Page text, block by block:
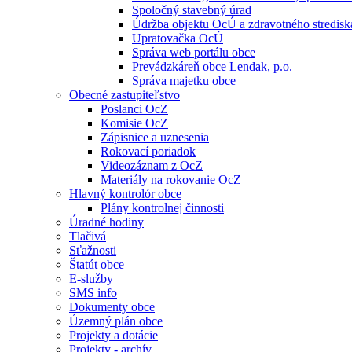
Spoločný stavebný úrad
Údržba objektu OcÚ a zdravotného
Upratovačka OcÚ
Správa web portálu obce
Prevádzkáreň obce Lendak, p.o.
Správa majetku obce
Obecné zastupiteľstvo
Poslanci OcZ
Komisie OcZ
Zápisnice a uznesenia
Rokovací poriadok
Videozáznam z OcZ
Materiály na rokovanie OcZ
Hlavný kontrolór obce
Plány kontrolnej činnosti
Úradné hodiny
Tlačivá
Sťažnosti
Štatút obce
E-služby
SMS info
Dokumenty obce
Územný plán obce
Projekty a dotácie
Projekty - archív